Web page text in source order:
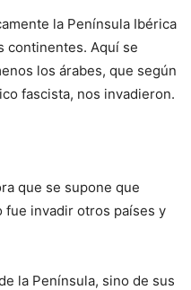
la Península Ibérica
continentes. Aquí se
los árabes, que según
fascista, nos invadieron.
que se supone que
fue invadir otros países y
la Península, sino de sus